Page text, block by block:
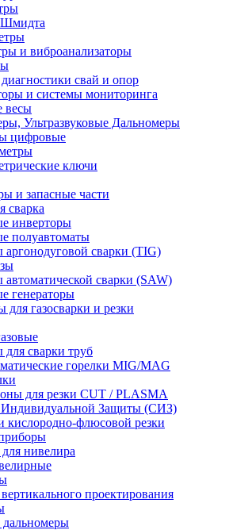
и виброанализаторы
свай и опор
и системы мониторинга
весы
Ультразвуковые Дальномеры
цифровые
ключи
и запасные части
сварка
инверторы
полуавтоматы
аргонодуговой сварки (TIG)
сварки (SAW)
генераторы
для газосварки и резки
сварки труб
горелки MIG/MAG
для резки CUT / PLASMA
Индивидуальной Защиты (СИЗ)
кислородно-флюсовой резки
нивелира
проектирования
дальномеры